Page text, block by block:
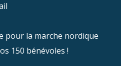
pour la marche nordique
150 bénévoles !